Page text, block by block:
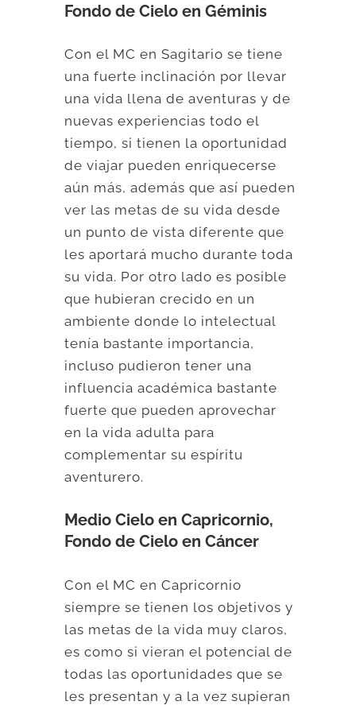
Fondo de Cielo en Géminis
Con el MC en Sagitario se tiene
una fuerte inclinación por llevar
una vida llena de aventuras y de
nuevas experiencias todo el
tiempo, si tienen la oportunidad
de viajar pueden enriquecerse
aún más, además que así pueden
ver las metas de su vida desde
un punto de vista diferente que
les aportará mucho durante toda
su vida. Por otro lado es posible
que hubieran crecido en un
ambiente donde lo intelectual
tenía bastante importancia,
incluso pudieron tener una
influencia académica bastante
fuerte que pueden aprovechar
en la vida adulta para
complementar su espíritu
aventurero.
Medio Cielo en Capricornio,
Fondo de Cielo en Cáncer
Con el MC en Capricornio
siempre se tienen los objetivos y
las metas de la vida muy claros,
es como si vieran el potencial de
todas las oportunidades que se
les presentan y a la vez supieran